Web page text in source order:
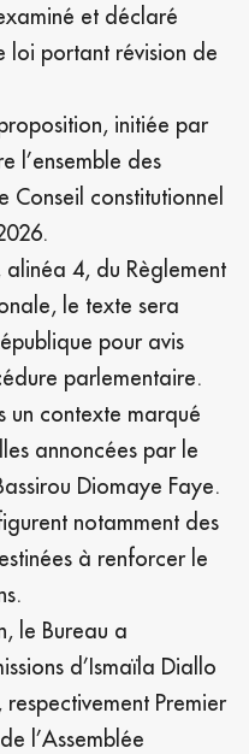
et déclaré
loi portant révision de
initiée par
l’ensemble des
constitutionnel
4, du Règlement
le texte sera
pour avis
parlementaire.
un contexte marqué
annoncées par le
Diomaye Faye.
notamment des
à renforcer le
le Bureau a
d’Ismaïla Diallo
Premier
l’Assemblée